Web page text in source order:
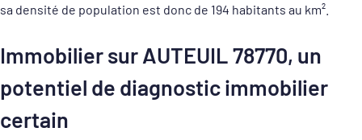
sa densité de population est donc de 194 habitants au km².
Immobilier sur AUTEUIL 78770, un
potentiel de diagnostic immobilier
certain